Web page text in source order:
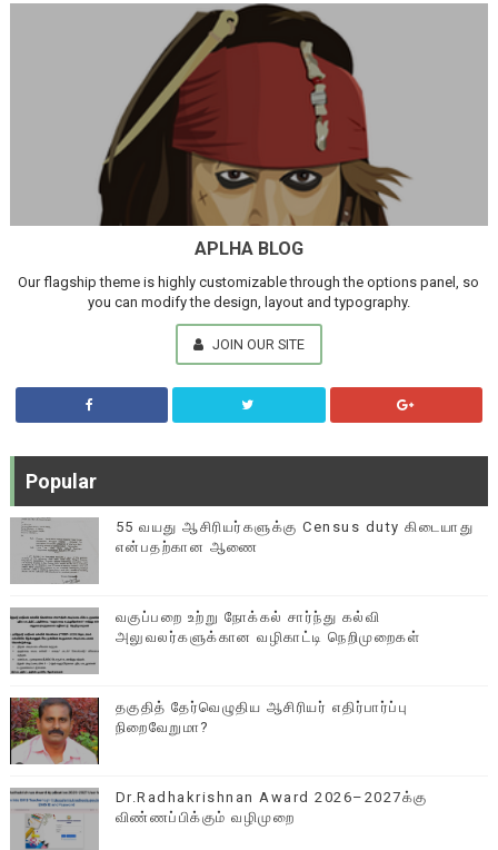
APLHA BLOG
Our flagship theme is highly customizable through the options panel, so
you can modify the design, layout and typography.
JOIN OUR SITE
Popular
55 வயது ஆசிரியர்களுக்கு Census duty கிடையாது
என்பதற்கான ஆணை
வகுப்பறை உற்று நோக்கல் சார்ந்து கல்வி
அலுவலர்களுக்கான வழிகாட்டி நெறிமுறைகள்
தகுதித் தேர்வெழுதிய ஆசிரியர் எதிர்பார்ப்பு
நிறைவேறுமா?
Dr.Radhakrishnan Award 2026–2027க்கு
விண்ணப்பிக்கும் வழிமுறை